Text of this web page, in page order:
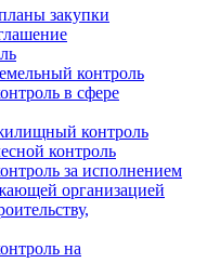
закупки
контроль
в сфере
контроль
контроль
за исполнением
организацией
на